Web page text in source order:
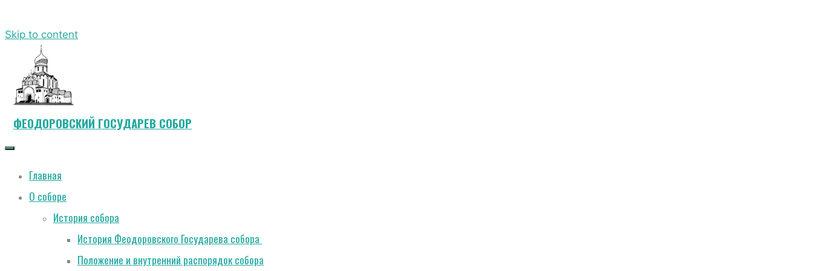
Skip to content
ФЕОДОРОВСКИЙ ГОСУДАРЕВ СОБОР
Главная
О соборе
История собора
История Феодоровского Государева собора
Положение и внутренний распорядок собора